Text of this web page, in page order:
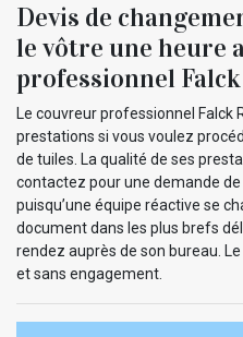
Devis de
le vôtre une heure
professionnel
Le couvreur professionnel Falck
prestations si vous voulez
de tuiles. La qualité de ses
contactez pour une demande
puisqu’une équipe réactive se
document dans les plus brefs
rendez auprès de son bureau.
et sans engagement.